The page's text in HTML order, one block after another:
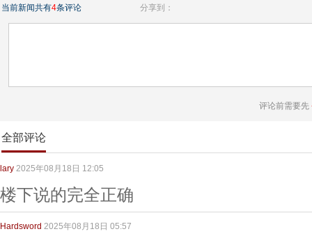
当前新闻共有4条评论 分享到：
评论前需要先
全部评论
lary 2025年08月18日 12:05
楼下说的完全正确
Hardsword 2025年08月18日 05:57